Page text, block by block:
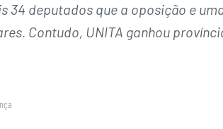
34 deputados que a oposição e
Contudo, UNITA ganhou